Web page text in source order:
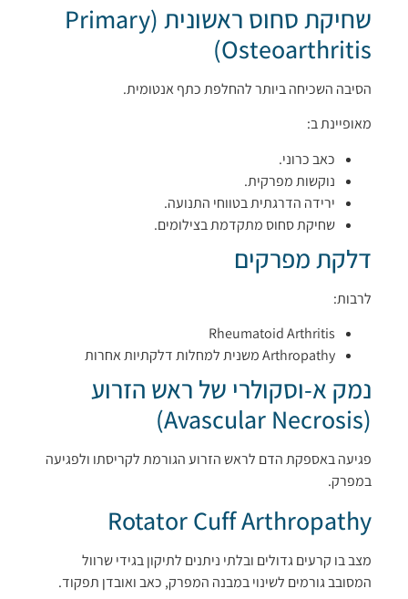
שחיקת סחוס ראשונית (Primary
Osteoarthritis)
הסיבה השכיחה ביותר להחלפת כתף אנטומית.
מאופיינת ב:
כאב כרוני.
נוקשות מפרקית.
ירידה הדרגתית בטווחי התנועה.
שחיקת סחוס מתקדמת בצילומים.
דלקת מפרקים
לרבות:
Rheumatoid Arthritis
Arthropathy משנית למחלות דלקתיות אחרות
נמק א-וסקולרי של ראש הזרוע
(Avascular Necrosis)
פגיעה באספקת הדם לראש הזרוע הגורמת לקריסתו ולפגיעה
במפרק.
Rotator Cuff Arthropathy
מצב בו קרעים גדולים ובלתי ניתנים לתיקון בגידי שרוול
המסובב גורמים לשינוי במבנה המפרק, כאב ואובדן תפקוד.